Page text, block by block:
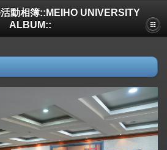
動相簿::MEIHO UNIVERSITY
ALBUM::